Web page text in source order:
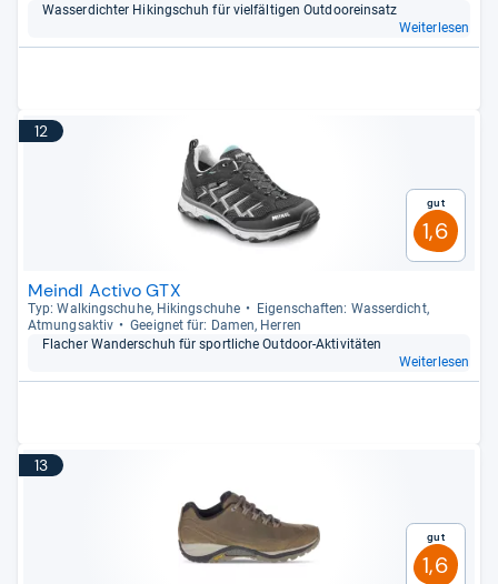
Was­ser­dich­ter Hikingschuh für viel­fäl­ti­gen Out­door­ein­satz
Weiterlesen
12
Gut
1,6
Meindl Activo GTX
Typ: Wal­kingschuhe, Hikingschuhe
Eigen­schaf­ten: Was­ser­dicht,
Atmungs­ak­tiv
Geeig­net für: Damen, Her­ren
Fla­cher Wan­der­schuh für sport­li­che Out­door-​Akti­vi­tä­ten
Weiterlesen
13
Gut
1,6